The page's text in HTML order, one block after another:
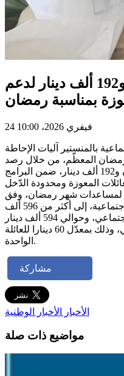
المنستير: رصد مليون و192 ألف دينار لدعم
بمناسبة رمضان
24 فيفري 2026، 10:00
بالمنستير آليات الإحاطة
المعظّم، من خلال رصد
مساعدات بقيمة تتجاوز مليون و192 ألف دينار، ضمن البرامج
لمساعدات شهر رمضان، وفق
معطيات الإدارة الجهوية للشؤون الإجتماعية، إلى أكثر من 596 ألف
دينار للمنتفعين ببرنامج الأمان الإجتماعي، وحوالي 594 ألف دينار
للمنتفعين ببطاقات العلاج المجاني، وذلك بمعدّل 60 دينارا للعائلة
الواحدة.
مشاركة
الأخبار الأخبار الوطنية
مواضيع ذات صلة